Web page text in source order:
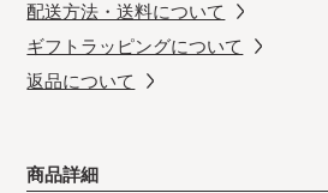
配送方法・送料について
ギフトラッピングについて
返品について
商品詳細